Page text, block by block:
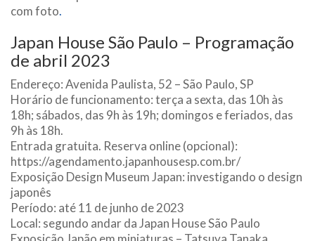
com foto.
Japan House São Paulo – Programação
de abril 2023
Endereço: Avenida Paulista, 52 – São Paulo, SP
Horário de funcionamento: terça a sexta, das 10h às
18h; sábados, das 9h às 19h; domingos e feriados, das
9h às 18h.
Entrada gratuita. Reserva online (opcional):
https://agendamento.japanhousesp.com.br/
Exposição Design Museum Japan: investigando o design
japonês
Período: até 11 de junho de 2023
Local: segundo andar da Japan House São Paulo